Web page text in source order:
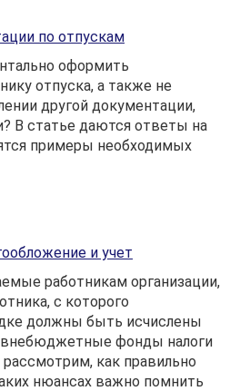
по отпускам
оформить
отпуска, а также не
другой документации,
В статье даются ответы на
примеры необходимых
и учет
работникам организации,
с которого
должны быть исчислены
фонды налоги
как правильно
нюансах важно помнить